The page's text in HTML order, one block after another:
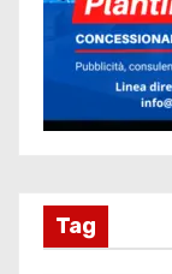
Tag